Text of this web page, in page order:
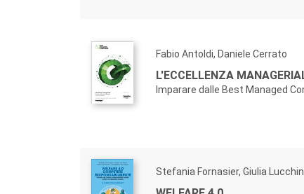
Fabio Antoldi, Daniele Cerrato
L'ECCELLENZA
Imparare dalle Best Managed
Stefania Fornasier, Giulia